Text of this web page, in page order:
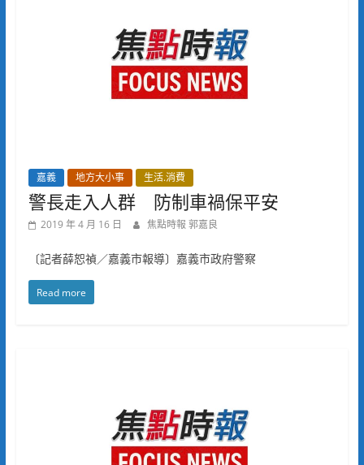
嘉義 地方大小事 生活.消費
警長走入人群 防制車禍保平安
2019 年 4 月 16 日 焦點時報 郭嘉良
〔記者薛恕禎／嘉義市報導〕嘉義市政府警察
Read more